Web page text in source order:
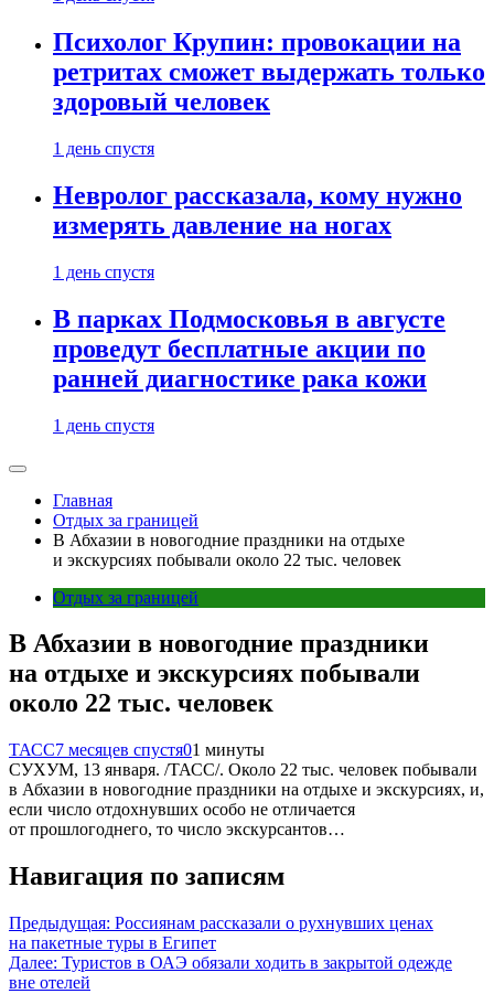
Психолог Крупин: провокации на
ретритах сможет выдержать только
здоровый человек
1 день спустя
Невролог рассказала, кому нужно
измерять давление на ногах
1 день спустя
В парках Подмосковья в августе
проведут бесплатные акции по
ранней диагностике рака кожи
1 день спустя
Главная
Отдых за границей
В Абхазии в новогодние праздники на отдыхе
и экскурсиях побывали около 22 тыс. человек
Отдых за границей
В Абхазии в новогодние праздники
на отдыхе и экскурсиях побывали
около 22 тыс. человек
ТАСС7 месяцев спустя01 минуты
СУХУМ, 13 января. /ТАСС/. Около 22 тыс. человек побывали
в Абхазии в новогодние праздники на отдыхе и экскурсиях, и,
если число отдохнувших особо не отличается
от прошлогоднего, то число экскурсантов…
Навигация по записям
Предыдущая: Россиянам рассказали о рухнувших ценах
на пакетные туры в Египет
Далее: Туристов в ОАЭ обязали ходить в закрытой одежде
вне отелей